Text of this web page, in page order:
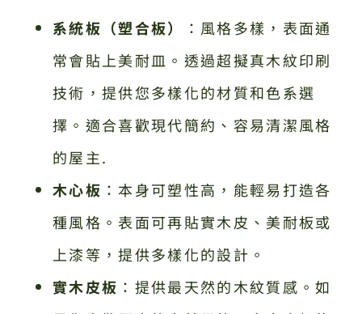
系統板（塑合板）
：風格多樣，表面通
常會貼上美耐皿。透過超擬真木紋印刷
技術，提供您多樣化的材質和色系選
擇。適合喜歡現代簡約、容易清潔風格
的屋主.
木心板 ：本身可塑性高，能輕易打造各
種風格。表面可再貼實木皮、美耐板或
上漆等，提供多樣化的設計。
實木皮板 ：提供最天然的木紋質感。如